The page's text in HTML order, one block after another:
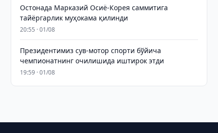
Остонада Марказий Осиё-Корея саммитига
тайёргарлик муҳокама қилинди
20:55 · 01/08
Президентимиз сув-мотор спорти бўйича
чемпионатнинг очилишида иштирок этди
19:59 · 01/08